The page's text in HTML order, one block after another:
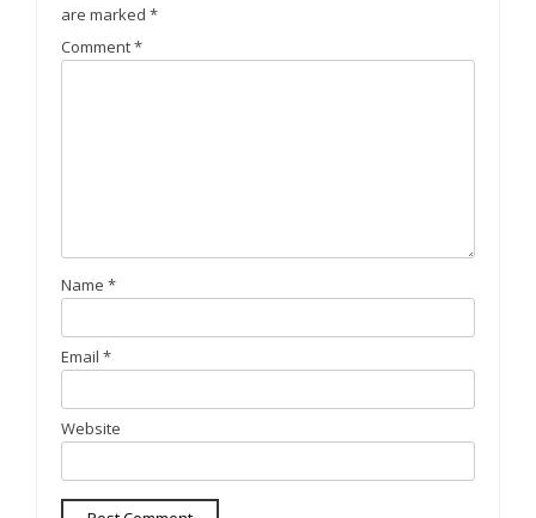
are marked *
Comment*
Name *
Email *
Website